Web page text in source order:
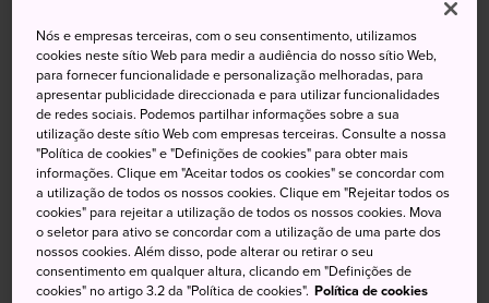
Obter informações sobre o trânsito
PALAVRAS-CHAVE MAPA
Conheça a vida rural na ilha
japonesa de 800 anos atrás
Usando robôs e marionetes animatrônicas, o Museu de
Nós e empresas terceiras, com o seu consentimento, utilizamos
cookies neste sítio Web para medir a audiência do nosso sítio Web,
para fornecer funcionalidade e personalização melhoradas, para
apresentar publicidade direccionada e para utilizar funcionalidades
de redes sociais. Podemos partilhar informações sobre a sua
utilização deste sítio Web com empresas terceiras. Consulte a nossa
"Política de cookies" e "Definições de cookies" para obter mais
informações. Clique em "Aceitar todos os cookies" se concordar com
a utilização de todos os nossos cookies. Clique em "Rejeitar todos os
cookies" para rejeitar a utilização de todos os nossos cookies. Mova
o seletor para ativo se concordar com a utilização de uma parte dos
nossos cookies. Além disso, pode alterar ou retirar o seu
consentimento em qualquer altura, clicando em "Definições de
cookies" no artigo 3.2 da "Política de cookies". Política de cookies